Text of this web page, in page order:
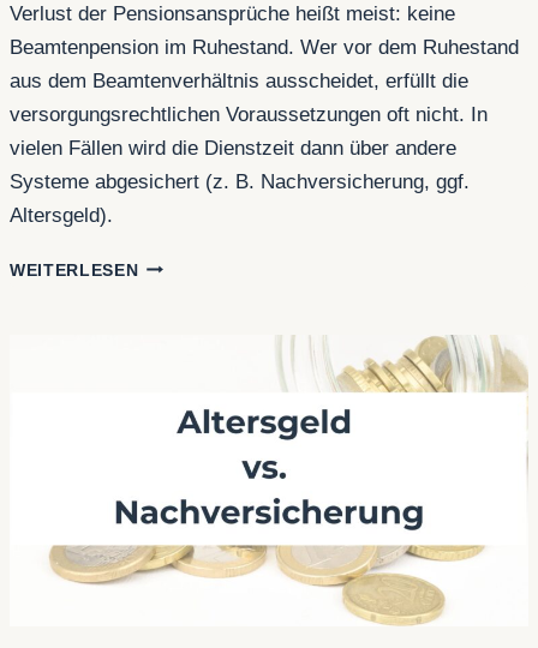
Verlust der Pensionsansprüche heißt meist: keine
Beamtenpension im Ruhestand. Wer vor dem Ruhestand
aus dem Beamtenverhältnis ausscheidet, erfüllt die
versorgungsrechtlichen Voraussetzungen oft nicht. In
vielen Fällen wird die Dienstzeit dann über andere
Systeme abgesichert (z. B. Nachversicherung, ggf.
Altersgeld).
WEITERLESENENTLASSUNG
PENSIONSANSPRÜCHE?